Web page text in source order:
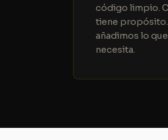
código limpio.
tiene
añadimos lo
necesita.